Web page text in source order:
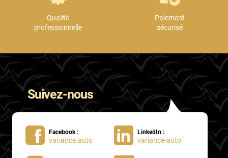
Qualité
professionnelle
Paiement
sécurisé
Suivez-nous
Facebook :
variance.auto
LinkedIn :
variance-auto